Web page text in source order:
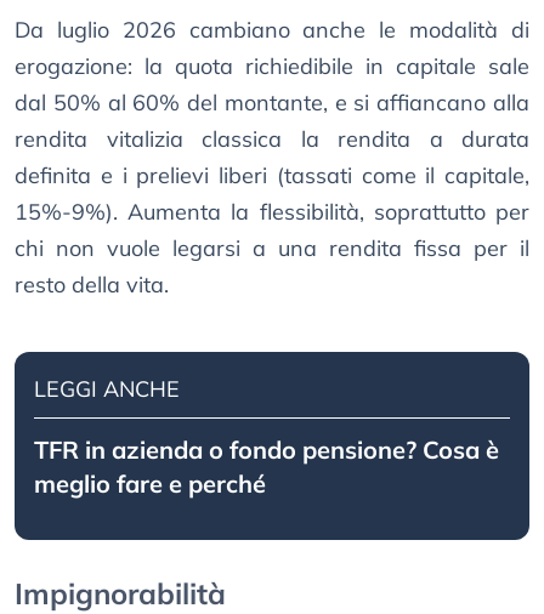
Da luglio 2026 cambiano anche le modalità di
erogazione: la quota richiedibile in capitale sale
dal 50% al 60% del montante, e si affiancano alla
rendita vitalizia classica la rendita a durata
definita e i prelievi liberi (tassati come il capitale,
15%-9%). Aumenta la flessibilità, soprattutto per
chi non vuole legarsi a una rendita fissa per il
resto della vita.
LEGGI ANCHE
TFR in azienda o fondo pensione? Cosa è
meglio fare e perché
Impignorabilità